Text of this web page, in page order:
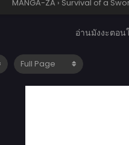
MANGA-ZA › Survival of a
อ่านมังงะตอน